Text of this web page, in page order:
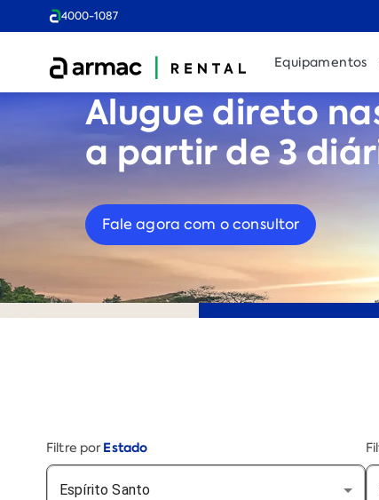
4000-1087
Equipamentos
Alugue direto
a partir de 3
Fale agora com o consultor
Filtre por Estado
Espírito Santo